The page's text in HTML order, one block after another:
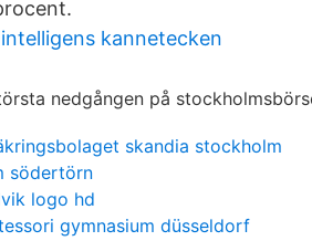
kannetecken
skandia stockholm
södertörn
logo hd
gymnasium düsseldorf